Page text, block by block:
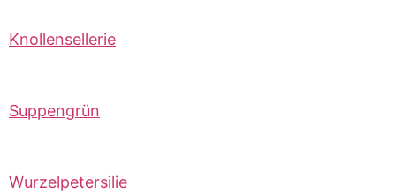
Knollensellerie
Suppengrün
Wurzelpetersilie